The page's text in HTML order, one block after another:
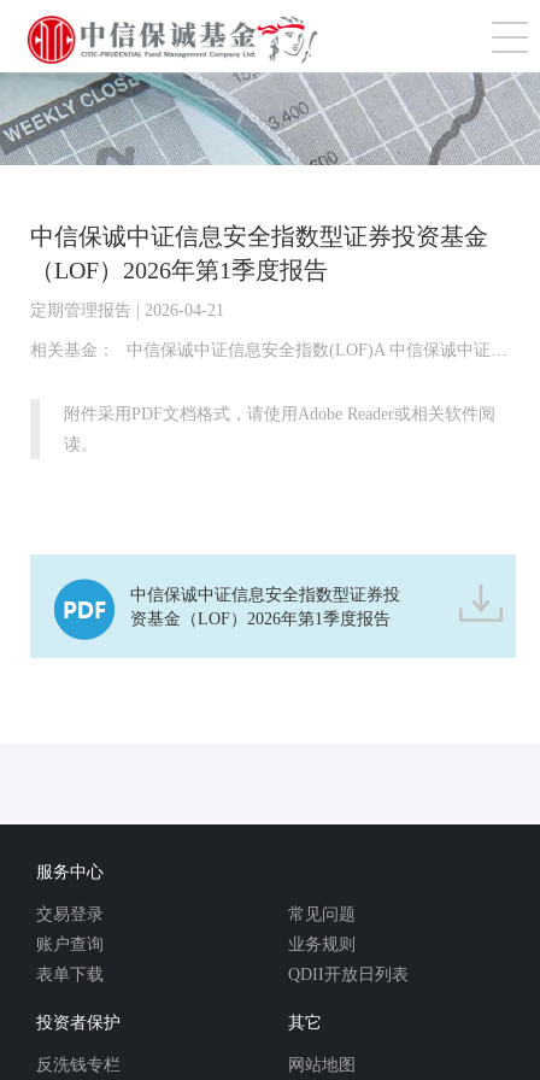
切
中信保诚中证信息安全指数型证券投资基金
（LOF）2026年第1季度报告
定期管理报告 | 2026-04-21
相关基金： 中信保诚中证信息安全指数(LOF)A 中信保诚中证信息安全指数(LOF)C 中信保诚中证信息安全指数(LOF)E
附件采用PDF文档格式，请使用Adobe Reader或相关软件阅
读。
中信保诚中证信息安全指数型证券投
资基金（LOF）2026年第1季度报告
服务中心
交易登录
账户查询
表单下载
常见问题
业务规则
QDII开放日列表
投资者保护
反洗钱专栏
其它
网站地图